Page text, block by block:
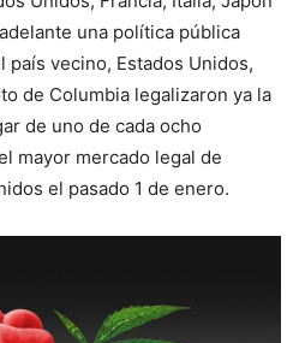
una política pública
país vecino, Estados Unidos,
de Columbia legalizaron ya la
de uno de cada ocho
mayor mercado legal de
el pasado 1 de enero.